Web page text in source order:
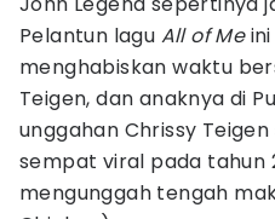
Pelantun lagu All of Meini
menghabiskan waktu
Teigen, dan anaknya di
unggahan Chrissy
sempat viral pada tahun
mengunggah tengah